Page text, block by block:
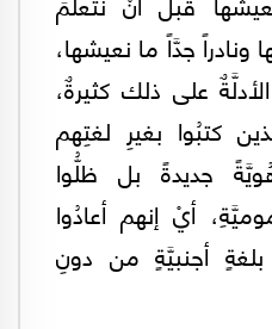
ونادراً جدَّاً ما نعيشها،
على ذلك كثيرةٌ،
كتبُوا بغيرِ لغتِهم
جديدةً بل ظلُّوا
أيْ إنهم أعادُوا
أجنبيَّةٍ من دونِ